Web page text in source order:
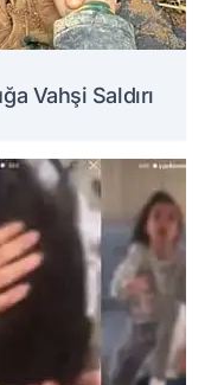
Vahşi Saldırı